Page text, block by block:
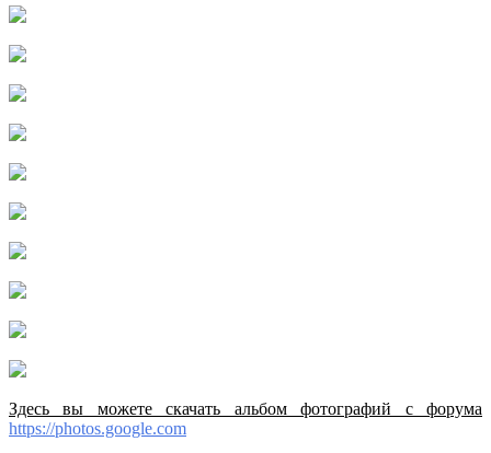
Здесь вы можете скачать альбом фотографий с форума
https://photos.google.com